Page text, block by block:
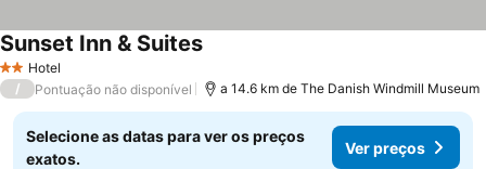
2 Estrelas
Hotel
Sunset Inn & Suites
/ Pontuação não disponível a 14.6 km de The Danish Windmill Museum
Selecione as datas para ver os preços
exatos.
Ver preços